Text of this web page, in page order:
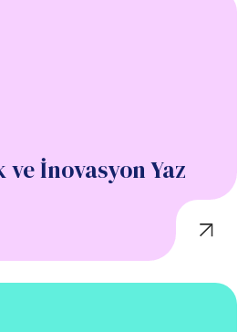
İnovasyon Yaz